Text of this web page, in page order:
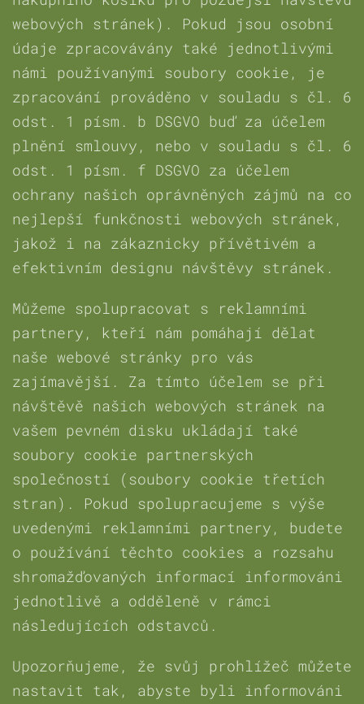
webových stránek). Pokud jsou osobní
údaje zpracovávány také jednotlivými
námi používanými soubory cookie, je
zpracování prováděno v souladu s čl. 6
odst. 1 písm. b DSGVO buď za účelem
plnění smlouvy, nebo v souladu s čl. 6
odst. 1 písm. f DSGVO za účelem
ochrany našich oprávněných zájmů na co
nejlepší funkčnosti webových stránek,
jakož i na zákaznicky přívětivém a
efektivním designu návštěvy stránek.
Můžeme spolupracovat s reklamními
partnery, kteří nám pomáhají dělat
naše webové stránky pro vás
zajímavější. Za tímto účelem se při
návštěvě našich webových stránek na
vašem pevném disku ukládají také
soubory cookie partnerských
společností (soubory cookie třetích
stran). Pokud spolupracujeme s výše
uvedenými reklamními partnery, budete
o používání těchto cookies a rozsahu
shromažďovaných informací informováni
jednotlivě a odděleně v rámci
následujících odstavců.
Upozorňujeme, že svůj prohlížeč můžete
nastavit tak, abyste byli informováni